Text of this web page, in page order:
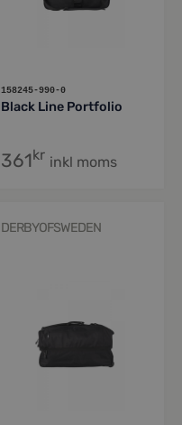
158245-990-0
Black Line Portfolio
361kr inkl moms
DERBYOFSWEDEN